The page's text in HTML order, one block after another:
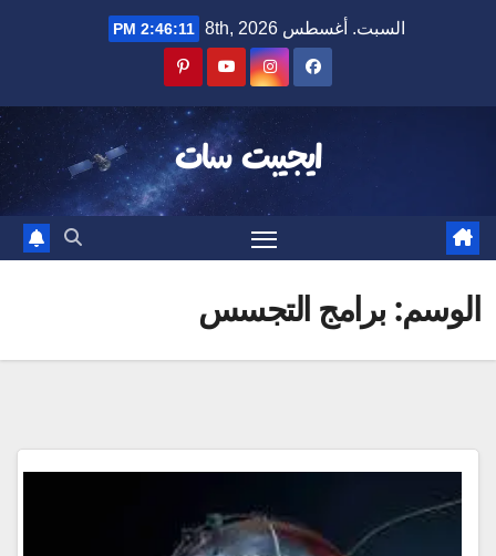
السبت. أغسطس 8th, 2026 2:46:11 PM
ايجيبت سات
الوسم:برامج التجسس